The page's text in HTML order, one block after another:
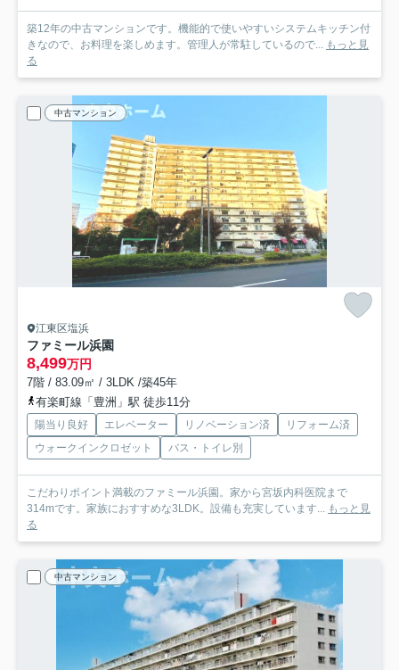
築12年の中古マンションです。機能的で使いやすいシステムキッチン付
きなので、お料理を楽しめます。管理人が常駐しているので...
もっと見
る
中古マンション
江東区塩浜
ファミール浜園
8,499万円
7階 / 83.09㎡ / 3LDK /築45年
有楽町線「豊洲」駅 徒歩11分
陽当り良好 エレベーター リノベーション済
リフォーム済
ウォークインクロゼット
バス・トイレ別
こだわりポイント満載のファミール浜園。家から宮坂内科医院まで
314mです。家族におすすめな3LDK。設備も充実しています...
もっと見
る
中古マンション